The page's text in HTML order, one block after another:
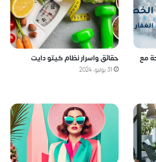
مع
حقائق واسرار نظام كيتو دايت
31 يوليو، 2024